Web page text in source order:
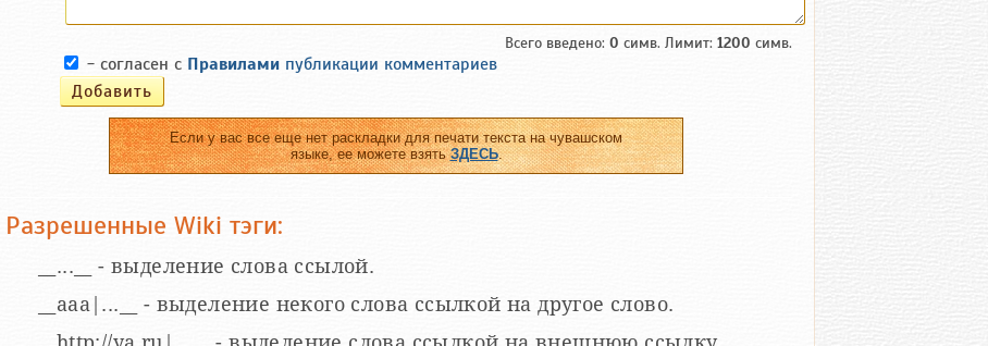
Всего введено: 0 симв. Лимит: 1200 симв.
- согласен с Правилами публикации комментариев
Если у вас все еще нет раскладки для печати текста на чувашском
языке, ее можете взятьЗДЕСЬ.
Разрешенные Wiki тэги:
__...__ - выделение слова ссылой.
__aaa|...__ - выделение некого слова ссылкой на другое слово.